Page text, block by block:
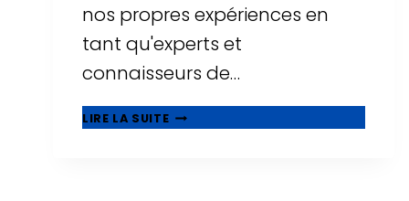
nos propres expériences en
tant qu'experts et
connaisseurs de…
LIRE LA SUITE⭐
MEILLEURS